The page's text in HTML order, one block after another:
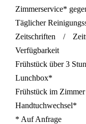
Zimmerservice*
Täglicher
Zeitschriften /
Verfügbarkeit
Frühstück über 3
Lunchbox*
Frühstück im
Handtuchwechsel*
* Auf Anfrage